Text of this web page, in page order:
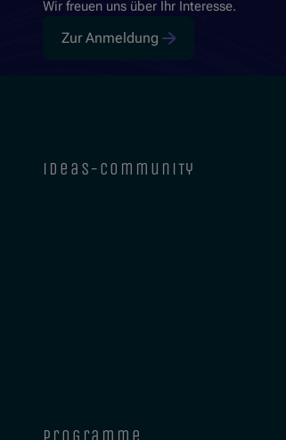
Wir freuen uns über Ihr Interesse.
Zur Anmeldung
ideas-community